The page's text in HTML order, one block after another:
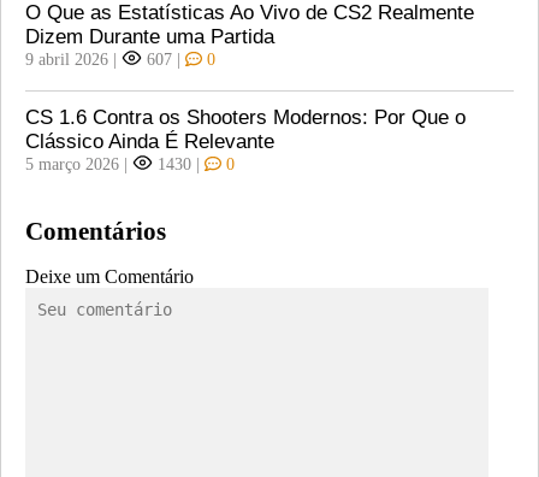
O Que as Estatísticas Ao Vivo de CS2 Realmente
Dizem Durante uma Partida
9 abril 2026 | 607 | 0
CS 1.6 Contra os Shooters Modernos: Por Que o
Clássico Ainda É Relevante
5 março 2026 | 1430 | 0
Comentários
Deixe um Comentário